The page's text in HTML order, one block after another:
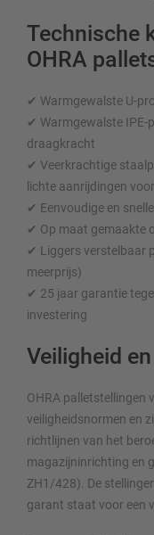
Technische
OHRA
✔ Warmgewalste U-
✔ Warmgewalste IPE-
draagkracht
✔ Veerkrachtige
lichte aanrijdingen
✔ Eenvoudige en
✔ Op maat gemaakte
✔ Liggers verstelbaar
meerprijs)
✔ 25 jaar garantie
investering
Veiligheid
OHRA palletstellingen
veiligheidsnormen en
richtlijnen van het
magazijninrichting en
ZH1/428). De
garant staat voor een